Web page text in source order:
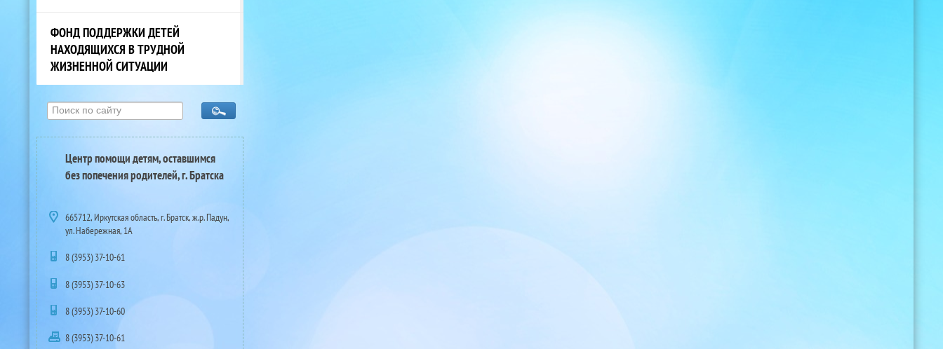
ФОНД ПОДДЕРЖКИ ДЕТЕЙ
НАХОДЯЩИХСЯ В ТРУДНОЙ
ЖИЗНЕННОЙ СИТУАЦИИ
Центр помощи детям, оставшимся
без попечения родителей, г. Братска
665712, Иркутская область, г. Братск, ж.р. Падун,
ул. Набережная, 1А
8 (3953) 37-10-61
8 (3953) 37-10-63
8 (3953) 37-10-60
8 (3953) 37-10-61